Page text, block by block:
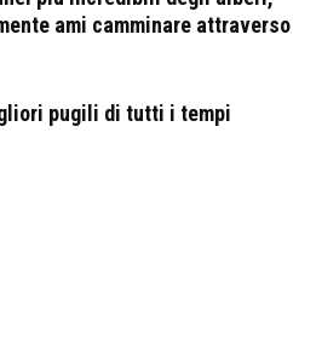
ami camminare attraverso
pugili di tutti i tempi